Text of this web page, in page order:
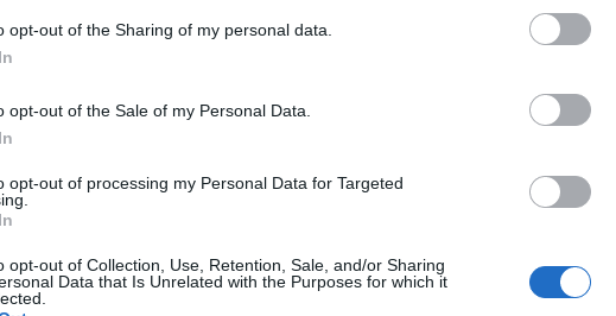
opt-out of the Sharing of my personal data.
opt-out of the Sale of my Personal Data.
opt-out of processing my Personal Data for Targeted
opt-out of Collection, Use, Retention, Sale, and/or Sharing
Data that Is Unrelated with the Purposes for which it